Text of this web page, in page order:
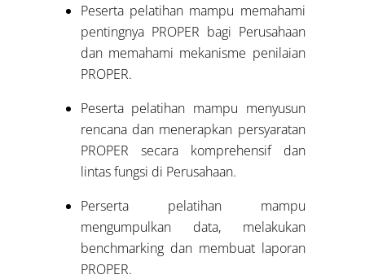
Peserta pelatihan mampu memahami
pentingnya PROPER bagi Perusahaan
dan memahami mekanisme penilaian
PROPER.
Peserta pelatihan mampu menyusun
rencana dan menerapkan persyaratan
PROPER secara komprehensif dan
lintas fungsi di Perusahaan.
Perserta pelatihan mampu
mengumpulkan data, melakukan
benchmarking dan membuat laporan
PROPER.